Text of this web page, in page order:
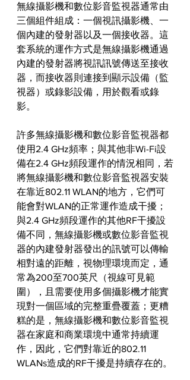
無線攝影機和數位影音監視器通常由
三個組件組成：一個視訊攝影機、一
個內建的發射器以及一個接收器。這
套系統的運作方式是無線攝影機通過
內建的發射器將視訊訊號傳送至接收
器，而接收器則連接到顯示設備（監
視器）或錄影設備，用於觀看或錄
影。
許多無線攝影機和數位影音監視器都
使用2.4 GHz頻率；與其他非Wi-Fi設
備在2.4 GHz頻段運作的情況相同，若
將無線攝影機和數位影音監視器安裝
在靠近802.11 WLAN的地方，它們可
能會對WLAN的正常運作造成干擾；
與2.4 GHz頻段運作的其他RF干擾設
備不同，無線攝影機或數位影音監視
器的內建發射器發出的訊號可以傳輸
相對遠的距離，視物理環境而定，通
常為200至700英尺（視線可見範
圍），且需要使用多個攝影機才能實
現對一個區域的完整重疊覆蓋；更糟
糕的是，無線攝影機和數位影音監視
器在家庭和商業環境中通常持續運
作，因此，它們對靠近的802.11
WLANs造成的RF干擾是持續存在的。